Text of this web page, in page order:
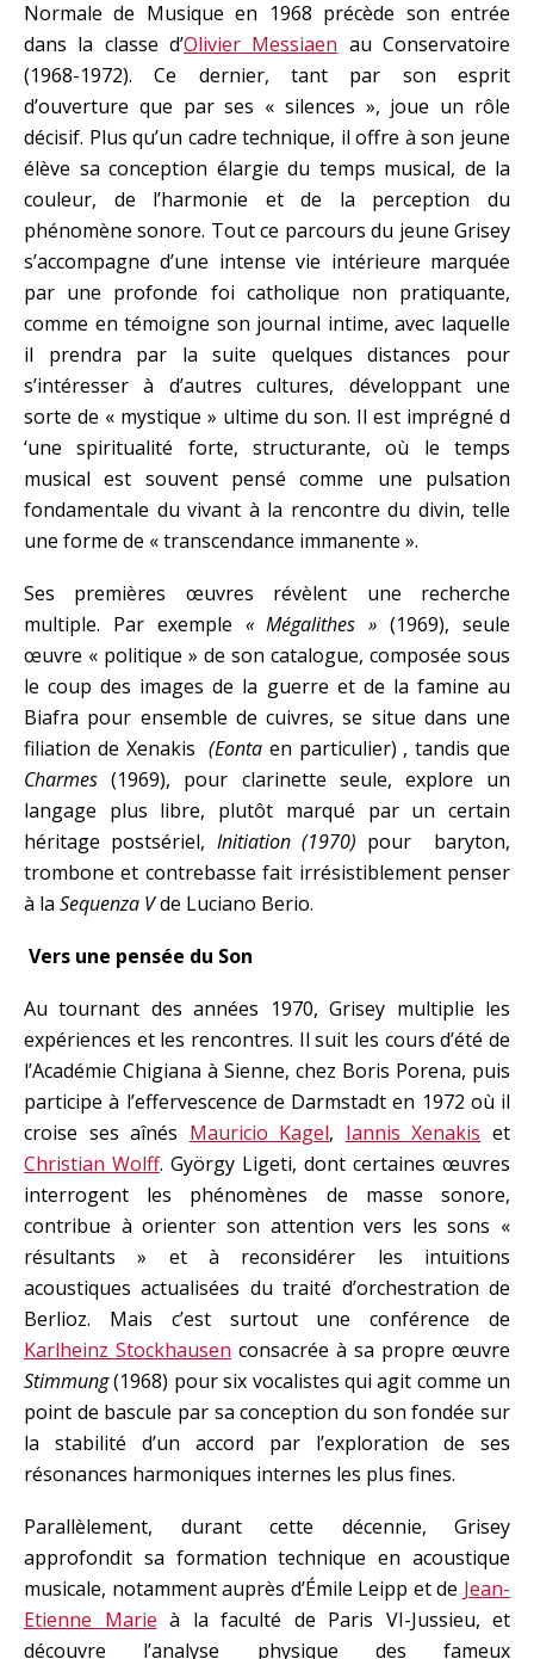
Normale de Musique en 1968 précède son entrée
dans la classe d’Olivier Messiaen au Conservatoire
(1968-1972). Ce dernier, tant par son esprit
d’ouverture que par ses « silences », joue un rôle
décisif. Plus qu’un cadre technique, il offre à son jeune
élève sa conception élargie du temps musical, de la
couleur, de l’harmonie et de la perception du
phénomène sonore. Tout ce parcours du jeune Grisey
s’accompagne d’une intense vie intérieure marquée
par une profonde foi catholique non pratiquante,
comme en témoigne son journal intime, avec laquelle
il prendra par la suite quelques distances pour
s’intéresser à d’autres cultures, développant une
sorte de « mystique » ultime du son. Il est imprégné d
‘une spiritualité forte, structurante, où le temps
musical est souvent pensé comme une pulsation
fondamentale du vivant à la rencontre du divin, telle
une forme de « transcendance immanente ».
Ses premières œuvres révèlent une recherche
multiple. Par exemple « Mégalithes »(1969), seule
œuvre « politique » de son catalogue, composée sous
le coup des images de la guerre et de la famine au
Biafra pour ensemble de cuivres, se situe dans une
filiation de Xenakis (Eonta en particulier) , tandis que
Charmes(1969), pour clarinette seule, explore un
langage plus libre, plutôt marqué par un certain
héritage postsériel, Initiation (1970) pour baryton,
trombone et contrebasse fait irrésistiblement penser
à la Sequenza Vde Luciano Berio.
Vers une pensée du Son
Au tournant des années 1970, Grisey multiplie les
expériences et les rencontres. Il suit les cours d’été de
l’Académie Chigiana à Sienne, chez Boris Porena, puis
participe à l’effervescence de Darmstadt en 1972 où il
croise ses aînés Mauricio Kagel, Iannis Xenakis et
Christian Wolff. György Ligeti, dont certaines œuvres
interrogent les phénomènes de masse sonore,
contribue à orienter son attention vers les sons «
résultants » et à reconsidérer les intuitions
acoustiques actualisées du traité d’orchestration de
Berlioz. Mais c’est surtout une conférence de
Karlheinz Stockhausen consacrée à sa propre œuvre
Stimmung(1968) pour six vocalistes qui agit comme un
point de bascule par sa conception du son fondée sur
la stabilité d’un accord par l’exploration de ses
résonances harmoniques internes les plus fines.
Parallèlement, durant cette décennie, Grisey
approfondit sa formation technique en acoustique
musicale, notamment auprès d’Émile Leipp et de Jean-
Etienne Marie à la faculté de Paris VI-Jussieu, et
découvre l’analyse physique des fameux